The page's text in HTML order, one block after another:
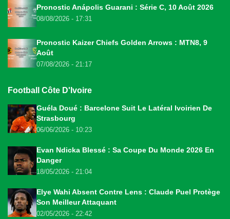
Pronostic Anápolis Guarani : Série C, 10 Août 2026
08/08/2026 - 17:31
Pronostic Kaizer Chiefs Golden Arrows : MTN8, 9
Août
07/08/2026 - 21:17
Football Côte D'Ivoire
Guéla Doué : Barcelone Suit Le Latéral Ivoirien De
Strasbourg
06/06/2026 - 10:23
Evan Ndicka Blessé : Sa Coupe Du Monde 2026 En
Danger
18/05/2026 - 21:04
Elye Wahi Absent Contre Lens : Claude Puel Protège
Son Meilleur Attaquant
02/05/2026 - 22:42